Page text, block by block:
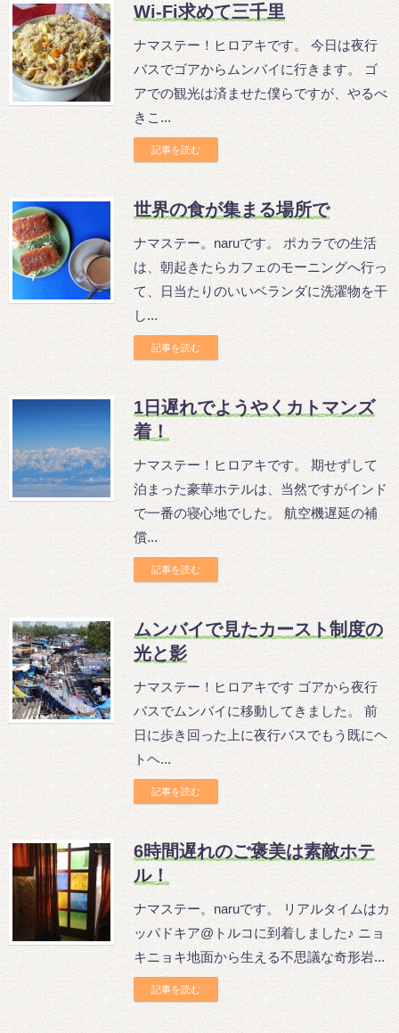
Wi-Fi求めて三千里
ナマステー！ヒロアキです。 今日は夜行
バスでゴアからムンバイに行きます。 ゴ
アでの観光は済ませた僕らですが、やるべ
きこ...
記事を読む
世界の食が集まる場所で
ナマステー。naruです。 ポカラでの生活
は、朝起きたらカフェのモーニングへ行っ
て、日当たりのいいベランダに洗濯物を干
し...
記事を読む
1日遅れでようやくカトマンズ
着！
ナマステー！ヒロアキです。 期せずして
泊まった豪華ホテルは、当然ですがインド
で一番の寝心地でした。 航空機遅延の補
償...
記事を読む
ムンバイで見たカースト制度の
光と影
ナマステー！ヒロアキです ゴアから夜行
バスでムンバイに移動してきました。 前
日に歩き回った上に夜行バスでもう既にヘ
トヘ...
記事を読む
6時間遅れのご褒美は素敵ホテ
ル！
ナマステー。naruです。 リアルタイムはカ
ッパドキア@トルコに到着しました♪ ニョ
キニョキ地面から生える不思議な奇形岩...
記事を読む